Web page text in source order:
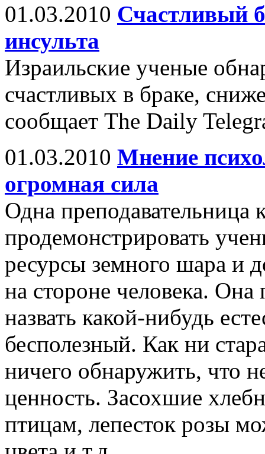
01.03.2010 Счастливый
инсульта
Израильские ученые
счастливых в браке,
сообщает The Daily
01.03.2010 Мнение
огромная сила
Одна преподавательница
продемонстрировать
ресурсы земного шара и
на стороне человека.
назвать какой-нибудь
бесполезный. Как ни
ничего обнаружить, что
ценность. Засохшие
птицам, лепесток розы